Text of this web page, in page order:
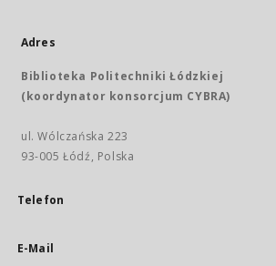
Adres
Biblioteka Politechniki Łódzkiej
(koordynator konsorcjum CYBRA)
ul. Wólczańska 223
93-005 Łódź, Polska
Telefon
E-Mail